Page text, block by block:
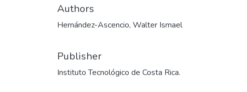
Authors
Hernández-Ascencio, Walter Ismael
Publisher
Instituto Tecnológico de Costa Rica.